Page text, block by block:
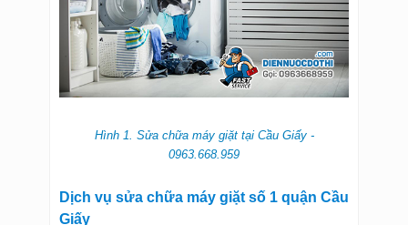
Hình 1. Sửa chữa máy giặt tại Cầu Giấy -
0963.668.959
Dịch vụ sửa chữa máy giặt số 1 quận Cầu
Giấy